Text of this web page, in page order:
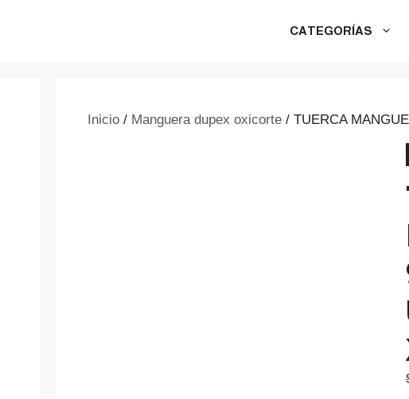
CATEGORÍAS
Inicio / Manguera dupex oxicorte / TUERCA